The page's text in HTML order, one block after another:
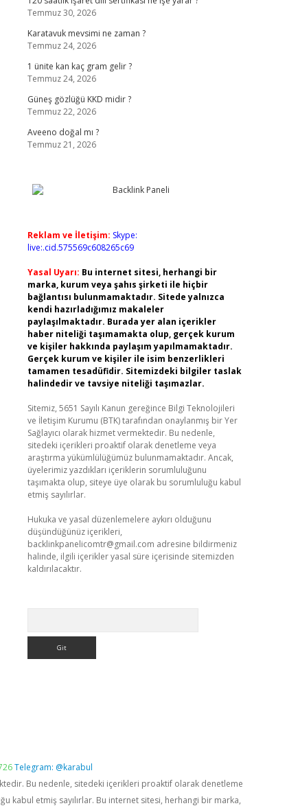
Temmuz 30, 2026
Karatavuk mevsimi ne zaman ?
Temmuz 24, 2026
1 ünite kan kaç gram gelir ?
Temmuz 24, 2026
Güneş gözlüğü KKD midir ?
Temmuz 22, 2026
Aveeno doğal mı ?
Temmuz 21, 2026
Reklam ve İletişim: Skype:
live:.cid.575569c608265c69
Yasal Uyarı: Bu internet sitesi, herhangi bir
marka, kurum veya şahıs şirketi ile hiçbir
bağlantısı bulunmamaktadır. Sitede yalnızca
kendi hazırladığımız makaleler
paylaşılmaktadır. Burada yer alan içerikler
haber niteliği taşımamakta olup, gerçek kurum
ve kişiler hakkında paylaşım yapılmamaktadır.
Gerçek kurum ve kişiler ile isim benzerlikleri
tamamen tesadüfidir. Sitemizdeki bilgiler taslak
halindedir ve tavsiye niteliği taşımazlar.
Sitemiz, 5651 Sayılı Kanun gereğince Bilgi Teknolojileri
ve İletişim Kurumu (BTK) tarafından onaylanmış bir Yer
Sağlayıcı olarak hizmet vermektedir. Bu nedenle,
sitedeki içerikleri proaktif olarak denetleme veya
araştırma yükümlülüğümüz bulunmamaktadır. Ancak,
üyelerimiz yazdıkları içeriklerin sorumluluğunu
taşımakta olup, siteye üye olarak bu sorumluluğu kabul
etmiş sayılırlar.
Hukuka ve yasal düzenlemelere aykırı olduğunu
düşündüğünüz içerikleri,
backlinkpanelicomtr@gmail.com adresine bildirmeniz
halinde, ilgili içerikler yasal süre içerisinde sitemizden
kaldırılacaktır.
Telegram: @karabul
Bu nedenle, sitedeki içerikleri proaktif olarak denetleme
kabul etmiş sayılırlar. Bu internet sitesi, herhangi bir marka,